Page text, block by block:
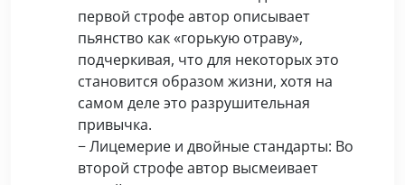
первой строфе автор описывает
пьянство как «горькую отраву»,
подчеркивая, что для некоторых это
становится образом жизни, хотя на
самом деле это разрушительная
привычка.
− Лицемерие и двойные стандарты: Во
второй строфе автор высмеивает